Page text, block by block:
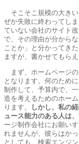
そこそこ規模の大き
ぜか失敗に終わってし
ていない会社のサイト
で、その理由が分から
ことか」と分かってき
ますが、書かせてもら
まず、ホームページ
となります。何のため
制作して、予算内で、
造を考えるためのホー
ります。
しかし、私の
ュース能力のある人は
ージ制作会社にお願い
れませんが、彼らはか
としても、検索エンジ